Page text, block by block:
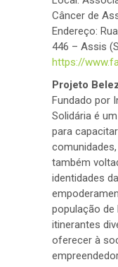
Câncer de
Endereço:
446 – Assis
https://
Projeto
Fundado por
Solidária é
para
também
identidades
população de
itinerantes
oferecer à